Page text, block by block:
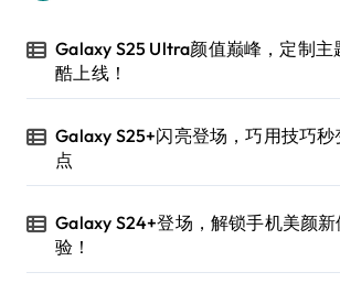
Galaxy S25 Ultra颜值巅峰，定制主
酷上线！
Galaxy S25+闪亮登场，巧用技巧秒
点
Galaxy S24+登场，解锁手机美颜新
验！